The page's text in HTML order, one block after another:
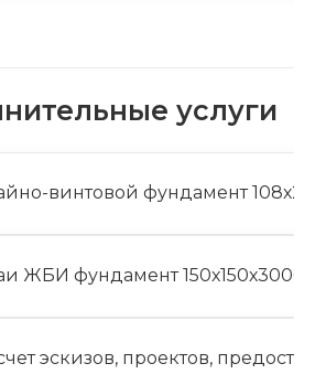
услуги
винтовой фундамент
ЖБИ фундамент 150х150х3000м
эскизов, проектов,